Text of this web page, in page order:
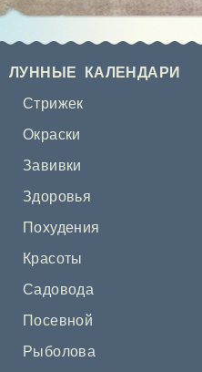
ЛУННЫЕ КАЛЕНДАРИ
Стрижек
Окраски
Завивки
Здоровья
Похудения
Красоты
Садовода
Посевной
Рыболова